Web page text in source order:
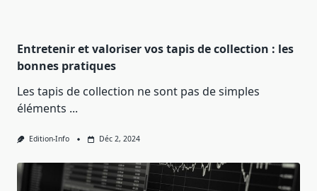
Entretenir et valoriser vos tapis de collection : les
bonnes pratiques
Les tapis de collection ne sont pas de simples
éléments ...
Edition-Info Déc 2, 2024